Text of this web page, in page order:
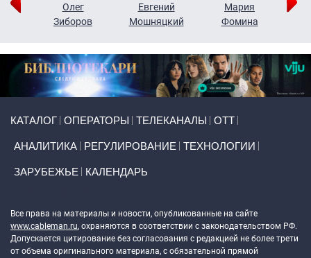
Олег
Зиборов
Евгений
Мошняцкий
Мария
Фомина
КАТАЛОГ ОПЕРАТОРЫ ТЕЛЕКАНАЛЫ ОТТ
АНАЛИТИКА РЕГУЛИРОВАНИЕ ТЕХНОЛОГИИ
ЗАРУБЕЖЬЕ КАЛЕНДАРЬ
Все права на материалы и новости, опубликованные на сайте
www.cableman.ru, охраняются в соответствии с законодательством РФ.
Допускается цитирование без согласования с редакцией не более трети
от объема оригинального материала, с обязательной прямой